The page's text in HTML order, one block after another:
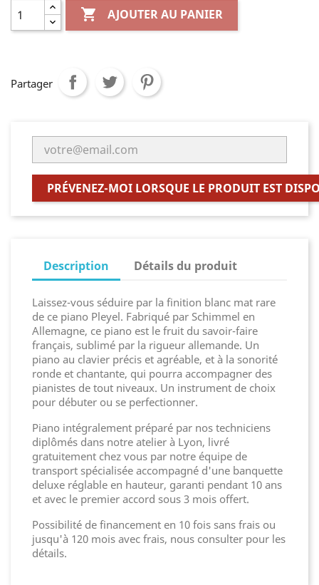
 AJOUTER AU PANIER
Partager
PRÉVENEZ-MOI LORSQUE LE PRODUIT EST
Description Détails du produit
Laissez-vous séduire par la finition blanc mat rare
de ce piano Pleyel. Fabriqué par Schimmel en
Allemagne, ce piano est le fruit du savoir-faire
français, sublimé par la rigueur allemande. Un
piano au clavier précis et agréable, et à la sonorité
ronde et chantante, qui pourra accompagner des
pianistes de tout niveaux. Un instrument de choix
pour débuter ou se perfectionner.
Piano intégralement préparé par nos techniciens
diplômés dans notre atelier à Lyon, livré
gratuitement chez vous par notre équipe de
transport spécialisée accompagné d'une banquette
deluxe réglable en hauteur, garanti pendant 10 ans
et avec le premier accord sous 3 mois offert.
Possibilité de financement en 10 fois sans frais ou
jusqu'à 120 mois avec frais, nous consulter pour les
détails.